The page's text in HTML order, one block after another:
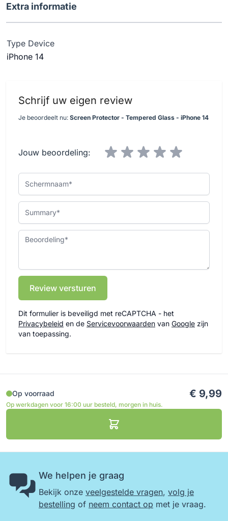
Extra informatie
Type Device
iPhone 14
Schrijf uw eigen review
Je beoordeelt nu: Screen Protector - Tempered Glass - iPhone 14
Jouw beoordeling:
Schermnaam
Summary
Beoordeling
Review versturen
Dit formulier is beveiligd met reCAPTCHA - het
Privacybeleid en de Servicevoorwaarden van Google zijn
van toepassing.
Op voorraad € 9,99
Op werkdagen voor 16:00 uur besteld, morgen in huis.
Toevoegen
We helpen je graag
Bekijk onze veelgestelde vragen, volg je
bestelling of neem contact op met je vraag.